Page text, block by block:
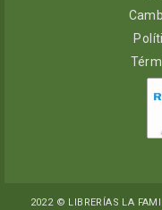
2022 © LIBRERÍAS LA